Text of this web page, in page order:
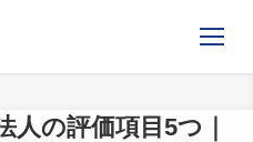
人の評価項目5つ